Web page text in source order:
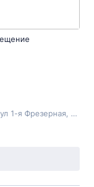
ул 1-я Фрезерная